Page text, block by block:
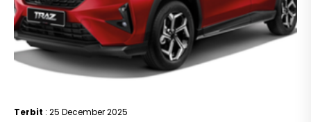
Terbit : 25 December 2025